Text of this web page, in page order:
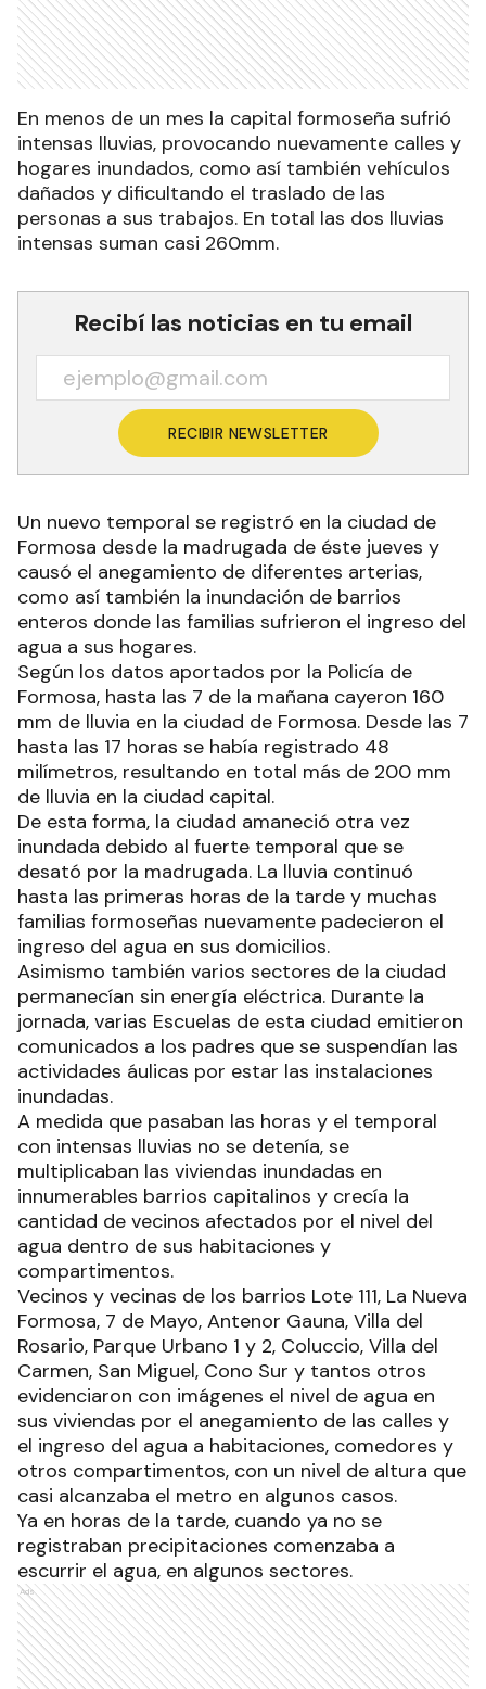
En menos de un mes la capital formoseña sufrió
intensas lluvias, provocando nuevamente calles y
hogares inundados, como así también vehículos
dañados y dificultando el traslado de las
personas a sus trabajos. En total las dos lluvias
intensas suman casi 260mm.
Recibí las noticias en tu email
RECIBIR NEWSLETTER
Un nuevo temporal se registró en la ciudad de
Formosa desde la madrugada de éste jueves y
causó el anegamiento de diferentes arterias,
como así también la inundación de barrios
enteros donde las familias sufrieron el ingreso del
agua a sus hogares.
Según los datos aportados por la Policía de
Formosa, hasta las 7 de la mañana cayeron 160
mm de lluvia en la ciudad de Formosa. Desde las 7
hasta las 17 horas se había registrado 48
milímetros, resultando en total más de 200 mm
de lluvia en la ciudad capital.
De esta forma, la ciudad amaneció otra vez
inundada debido al fuerte temporal que se
desató por la madrugada. La lluvia continuó
hasta las primeras horas de la tarde y muchas
familias formoseñas nuevamente padecieron el
ingreso del agua en sus domicilios.
Asimismo también varios sectores de la ciudad
permanecían sin energía eléctrica. Durante la
jornada, varias Escuelas de esta ciudad emitieron
comunicados a los padres que se suspendían las
actividades áulicas por estar las instalaciones
inundadas.
A medida que pasaban las horas y el temporal
con intensas lluvias no se detenía, se
multiplicaban las viviendas inundadas en
innumerables barrios capitalinos y crecía la
cantidad de vecinos afectados por el nivel del
agua dentro de sus habitaciones y
compartimentos.
Vecinos y vecinas de los barrios Lote 111, La Nueva
Formosa, 7 de Mayo, Antenor Gauna, Villa del
Rosario, Parque Urbano 1 y 2, Coluccio, Villa del
Carmen, San Miguel, Cono Sur y tantos otros
evidenciaron con imágenes el nivel de agua en
sus viviendas por el anegamiento de las calles y
el ingreso del agua a habitaciones, comedores y
otros compartimentos, con un nivel de altura que
casi alcanzaba el metro en algunos casos.
Ya en horas de la tarde, cuando ya no se
registraban precipitaciones comenzaba a
escurrir el agua, en algunos sectores.
Ads